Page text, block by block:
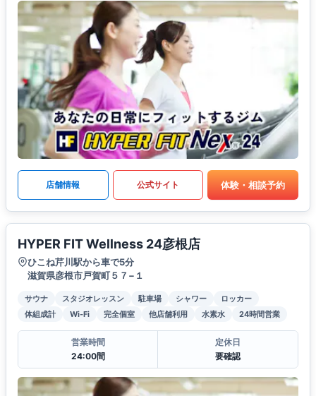
店舗情報 公式サイト 体験・相談予約
HYPER FIT Wellness 24彦根店
ひこね芹川駅から車で5分
滋賀県彦根市戸賀町５７−１
サウナ スタジオレッスン 駐車場 シャワー
ロッカー
体組成計
Wi-Fi 完全個室 他店舗利用 水素水 24時間営業
営業時間
24:00間
定休日
要確認